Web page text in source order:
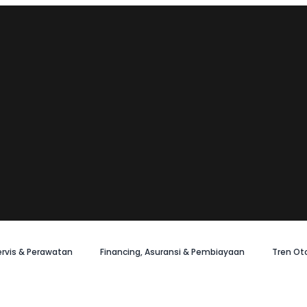
& Perawatan Financing, Asuransi & Pembiayaan Tren